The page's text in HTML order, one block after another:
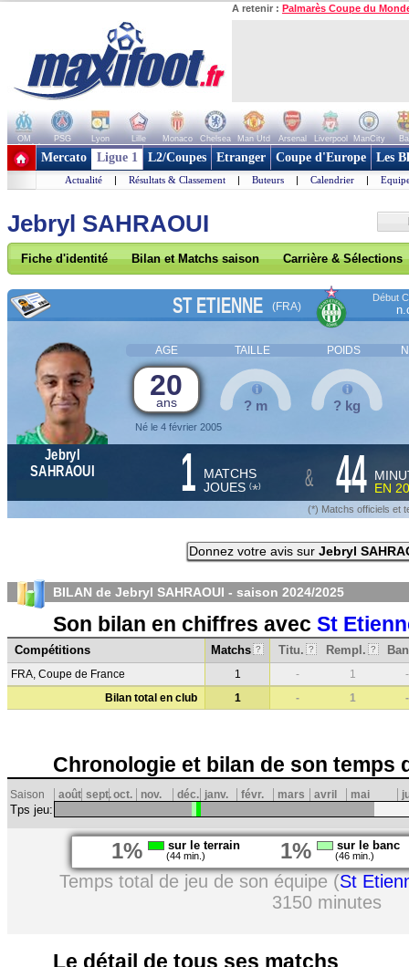
A retenir : Palmarès Coupe du
OM PSG Lyon Lille Monaco Chelsea Man Utd Arsenal Liverpool ManCity
+ de clubs
Mercato Ligue 1 L2/Coupes Etranger Coupe d'Europe Les
Actualité | Résultats & Classement | Buteurs | Calendrier |
Jebryl SAHRAOUI
Fiche d'identité Bilan et Matchs saison Carrière & Sélections
ST ETIENNE (FRA)
Début
AGE TAILLE POIDS
20
ans
Né le 4 février 2005
? m ? kg
Jebryl
SAHRAOUI
1 MATCHS
JOUES (*) & 44 EN
(*) Matchs officiels et
Donnez votre avis sur Jebryl
BILAN de Jebryl SAHRAOUI - saison 2024/2025
Son bilan en chiffres avec St
Compétitions Matchs ? Titu. ? Rempl. ?
FRA, Coupe de France 1 - 1
-
Bilan total en club
1 - 1 -
Chronologie et bilan de son temps
Saison août sept.oct. nov. déc. janv. févr. mars avril mai
Tps jeu:
1% sur le terrain
(44 min.) 1% sur le banc
(46 min.)
Temps total de jeu de son équipe (St
3150 minutes
Le détail de tous ses matchs